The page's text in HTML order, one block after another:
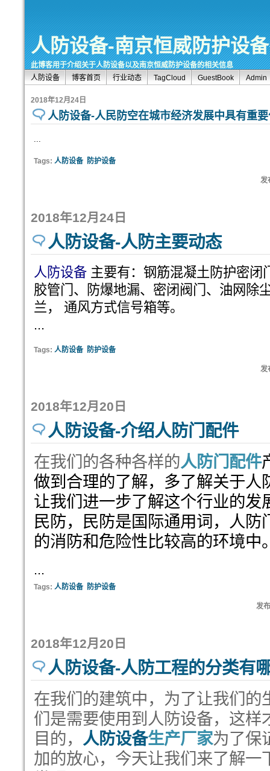
人防设备-南京恒威防护设
此博客用于介绍关于人防设备以及南京恒威防护设备的相关信息
人防设备
博客首页 行业动态 TagCloud GuestBook Admin
2018年12月24日
人防设备-人民防空在城市经济发展中具有重
...
Tags: 人防设备 防护设备
发
2018年12月24日
人防设备-人防主要动态
人防设备 主要有：钢筋混凝土防护密闭
胶管门、防爆地漏、密闭阀门、油网除
兰， 通风方式信号箱等。
...
Tags: 人防设备 防护设备
发
2018年12月20日
人防设备-介绍人防门配件
在我们的各种各样的人防门配件
做到合理的了解，多了解关于人
让我们进一步了解这个行业的发
民防，民防是国际通用词，人防
的消防和危险性比较高的环境中
...
Tags: 人防设备 防护设备
发
2018年12月20日
人防设备-人防工程的分类有
在我们的建筑中，为了让我们的
们是需要使用到人防设备，这样
目的， 人防设备生产厂家为了保
加的放心，今天让我们来了解一